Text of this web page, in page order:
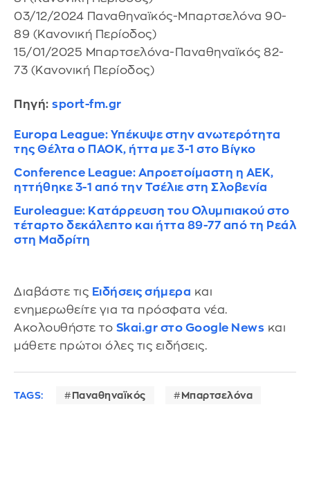
03/12/2024 Παναθηναϊκός-Μπαρτσελόνα 90-
89 (Κανονική Περίοδος)
15/01/2025 Μπαρτσελόνα-Παναθηναϊκός 82-
73 (Κανονική Περίοδος)
Πηγή: sport-fm.gr
Europa League: Υπέκυψε στην ανωτερότητα
της Θέλτα ο ΠΑΟΚ, ήττα με 3-1 στο Βίγκο
Conference League: Απροετοίμαστη η ΑΕΚ,
ηττήθηκε 3-1 από την Τσέλιε στη Σλοβενία
Euroleague: Κατάρρευση του Ολυμπιακού στο
τέταρτο δεκάλεπτο και ήττα 89-77 από τη Ρεάλ
στη Μαδρίτη
Διαβάστε τις Ειδήσεις σήμερα και
ενημερωθείτε για τα πρόσφατα νέα.
Ακολουθήστε το Skai.gr στο Google News και
μάθετε πρώτοι όλες τις ειδήσεις.
TAGS: Παναθηναϊκός Μπαρτσελόνα